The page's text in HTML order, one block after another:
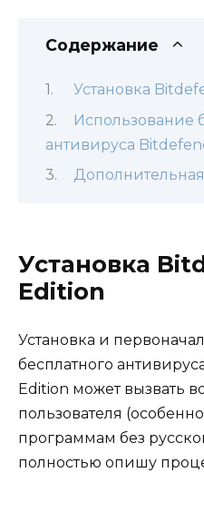
Содержание
Установка
Использование
антивируса
Установка
Edition
Установка и
бесплатного
Edition может вызвать
пользователя
программам без
полностью опишу